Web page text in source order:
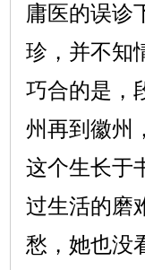
庸医的误诊
珍，并不知
巧合的是，
州再到徽州
这个生长于
过生活的磨
愁，她也没